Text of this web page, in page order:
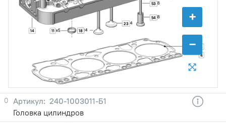
+
−
4
4
11
14 18
23
53
54
0
240-1003011-Б1
Головка цилиндров